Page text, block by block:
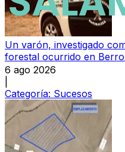
Un varón, investigado
forestal ocurrido en
6 ago 2026
Categoría: Sucesos